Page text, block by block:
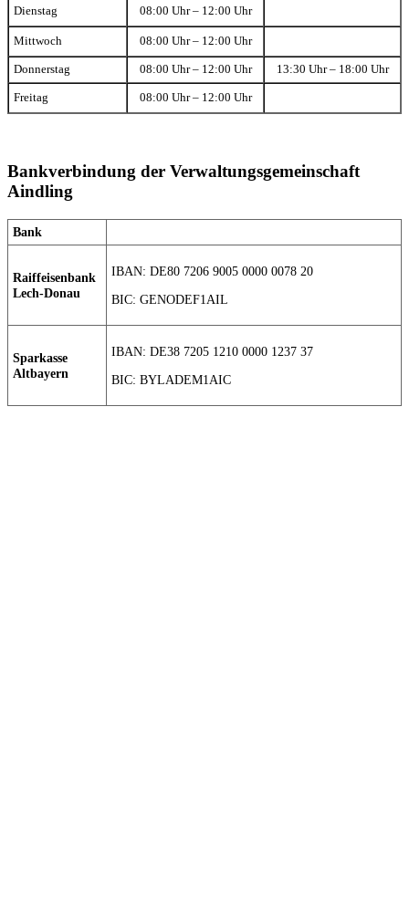
Dienstag 08:00 Uhr – 12:00 Uhr
Mittwoch 08:00 Uhr – 12:00 Uhr
Donnerstag 08:00 Uhr – 12:00 Uhr 13:30 Uhr – 18:00 Uhr
Freitag 08:00 Uhr – 12:00 Uhr
Bankverbindung der Verwaltungsgemeinschaft
Aindling
Bank
Raiffeisenbank
Lech-Donau
IBAN: DE80 7206 9005 0000 0078 20
BIC: GENODEF1AIL
Sparkasse
Altbayern
IBAN: DE38 7205 1210 0000 1237 37
BIC: BYLADEM1AIC